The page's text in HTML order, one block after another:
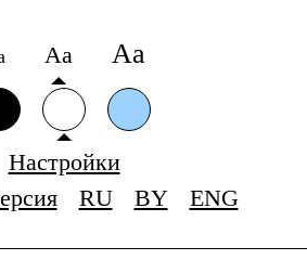
Аа Аа
Настройки
RU BY ENG